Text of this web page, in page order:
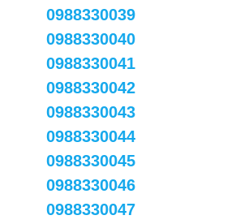
0988330039
0988330040
0988330041
0988330042
0988330043
0988330044
0988330045
0988330046
0988330047